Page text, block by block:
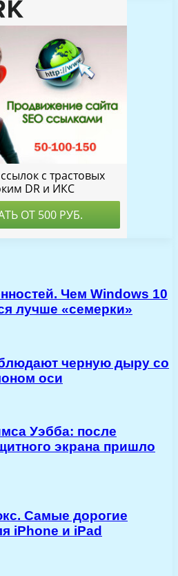
Чем Windows 10
лучше «семерки»
черную дыру со
оси
Уэбба: после
экрана пришло
Самые дорогие
iPhone и iPad